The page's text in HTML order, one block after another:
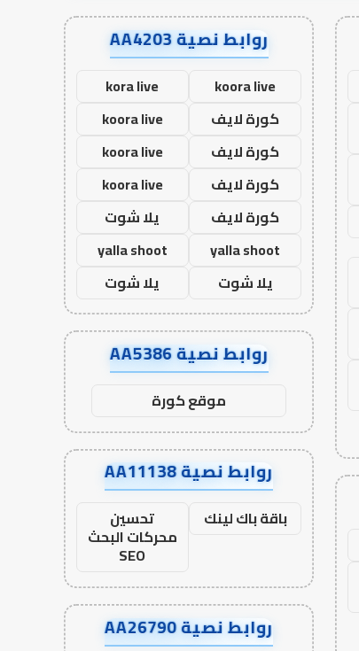
روابط نصية AA4203
koora live
kora live
كورة لايف
koora live
كورة لايف
koora live
كورة لايف
koora live
كورة لايف
يلا شوت
yalla shoot
yalla shoot
يلا شوت
يلا شوت
روابط نصية AA5386
موقع كورة
روابط نصية AA11138
باقة باك لينك تحسين
محركات البحث
SEO
روابط نصية AA26790